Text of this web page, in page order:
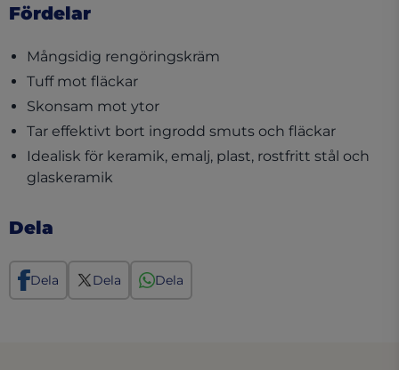
Fördelar
Mångsidig rengöringskräm
Tuff mot fläckar
Skonsam mot ytor
Tar effektivt bort ingrodd smuts och fläckar
Idealisk för keramik, emalj, plast, rostfritt stål och
glaskeramik
Dela
Dela Dela Dela